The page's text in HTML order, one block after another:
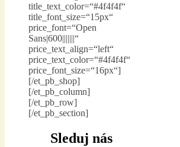
title_text_color=“#4f4f4f“
title_font_size=“15px“
price_font=“Open
Sans|600|||||||“
price_text_align=“left“
price_text_color=“#4f4f4f“
price_font_size=“16px“]
[/et_pb_shop]
[/et_pb_column]
[/et_pb_row]
[/et_pb_section]
Sleduj nás